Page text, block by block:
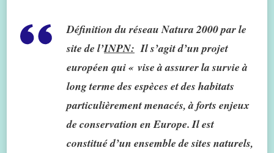
Définition du réseau Natura 2000 par le
site de l’INPN: Il s’agit d’un projet
européen qui « vise à assurer la survie à
long terme des espèces et des habitats
particulièrement menacés, à forts enjeux
de conservation en Europe. Il est
constitué d’un ensemble de sites naturels,